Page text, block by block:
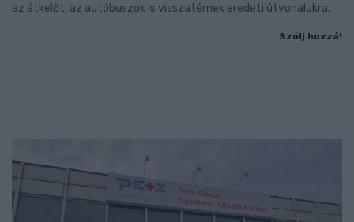
az átkelőt, az autóbuszok is visszatérnek eredeti útvonalukra.
Szólj hozzá!